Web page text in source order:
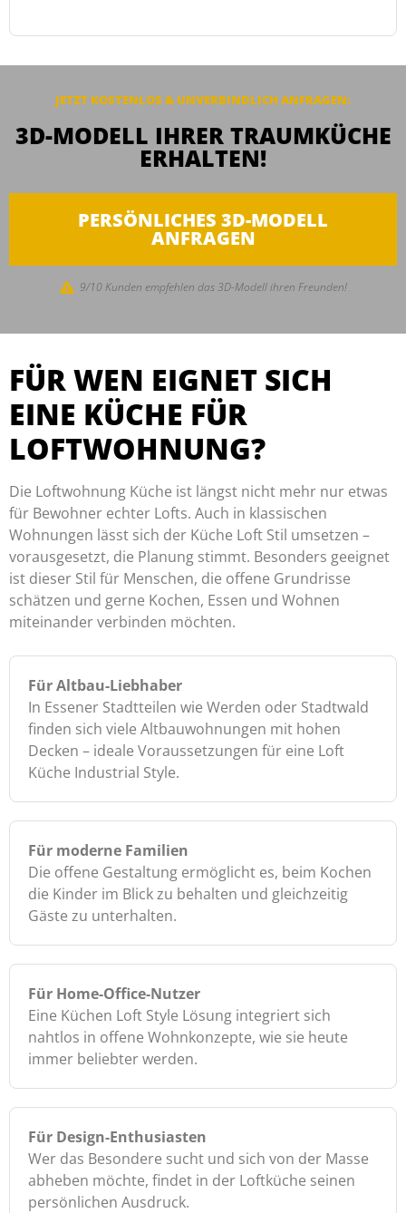
JETZT KOSTENLOS & UNVERBINDLICH ANFRAGEN:
3D-MODELL IHRER TRAUMKÜCHE
ERHALTEN!
PERSÖNLICHES 3D-MODELL
ANFRAGEN
9/10 Kunden empfehlen das 3D-Modell ihren Freunden!
FÜR WEN EIGNET SICH
EINE KÜCHE FÜR
LOFTWOHNUNG?
Die Loftwohnung Küche ist längst nicht mehr nur etwas
für Bewohner echter Lofts. Auch in klassischen
Wohnungen lässt sich der Küche Loft Stil umsetzen –
vorausgesetzt, die Planung stimmt. Besonders geeignet
ist dieser Stil für Menschen, die offene Grundrisse
schätzen und gerne Kochen, Essen und Wohnen
miteinander verbinden möchten.
Für Altbau-Liebhaber
In Essener Stadtteilen wie Werden oder Stadtwald
finden sich viele Altbauwohnungen mit hohen
Decken – ideale Voraussetzungen für eine Loft
Küche Industrial Style.
Für moderne Familien
Die offene Gestaltung ermöglicht es, beim Kochen
die Kinder im Blick zu behalten und gleichzeitig
Gäste zu unterhalten.
Für Home-Office-Nutzer
Eine Küchen Loft Style Lösung integriert sich
nahtlos in offene Wohnkonzepte, wie sie heute
immer beliebter werden.
Für Design-Enthusiasten
Wer das Besondere sucht und sich von der Masse
abheben möchte, findet in der Loftküche seinen
persönlichen Ausdruck.